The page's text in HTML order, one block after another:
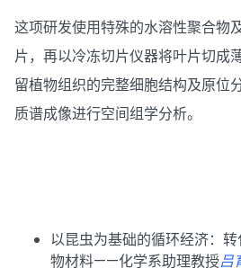
这项研发使用特殊的水溶性聚合物
片，再以冷冻切片仪器将叶片切成
留植物组织的完整细胞结构及原位
质谱成像进行空间组学分析。
以昆虫为基础的循环经济：
物材料——化学系助理教授吕